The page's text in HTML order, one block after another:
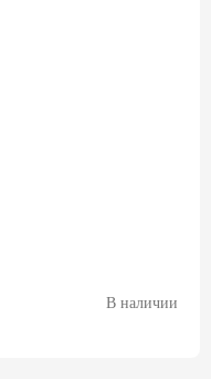
В наличии